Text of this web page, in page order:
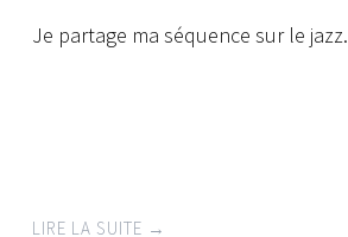
Je partage ma séquence sur le jazz.
LIRE LA SUITE →